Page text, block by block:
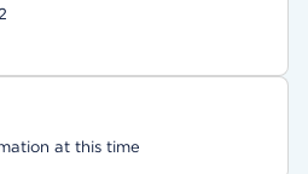
at this time